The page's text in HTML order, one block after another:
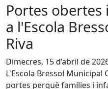
Portes
a l'Escola
Riva
Dimecres, 15 d’abril de
L'Escola Bressol Municipal
portes perquè famílies i